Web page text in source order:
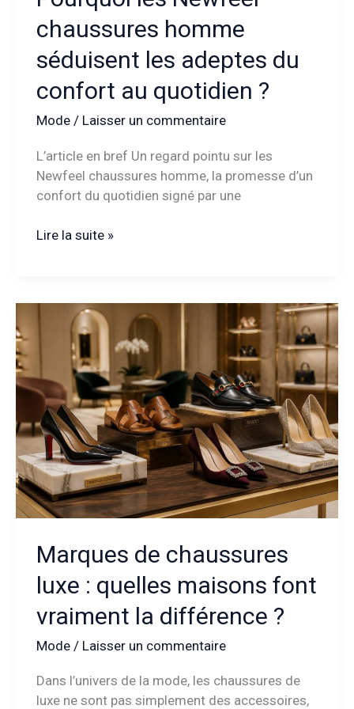
chaussures homme
séduisent les adeptes du
confort au quotidien ?
Mode/ Laisser un commentaire
L’article en bref Un regard pointu sur les
Newfeel chaussures homme, la promesse d’un
confort du quotidien signé par une
Pourquoi
homme
séduisent
adeptes
du
confort
au
quotidien
?
Lire la suite »
Marques de chaussures
luxe : quelles maisons font
vraiment la différence ?
Mode/ Laisser un commentaire
Dans l’univers de la mode, les chaussures de
luxe ne sont pas simplement des accessoires,